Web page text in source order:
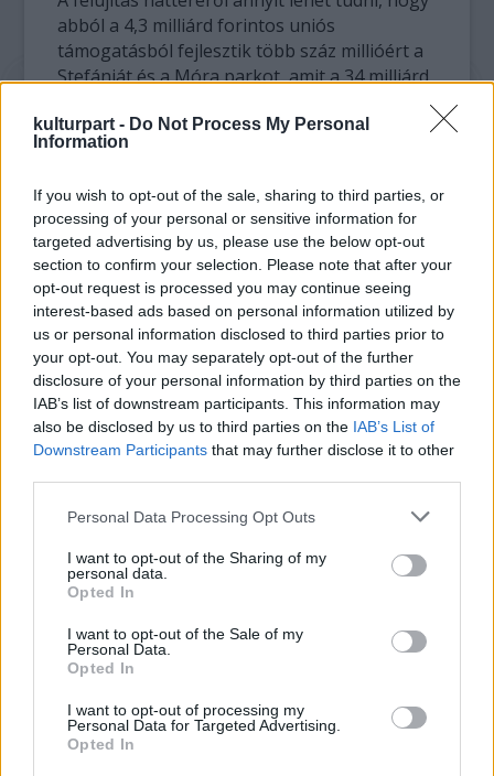
kulturpart - Do Not Process My Personal
Information
If you wish to opt-out of the sale, sharing to third parties, or
processing of your personal or sensitive information for
targeted advertising by us, please use the below opt-out
section to confirm your selection. Please note that after your
opt-out request is processed you may continue seeing
interest-based ads based on personal information utilized by
us or personal information disclosed to third parties prior to
your opt-out. You may separately opt-out of the further
disclosure of your personal information by third parties on the
IAB’s list of downstream participants. This information may
also be disclosed by us to third parties on the IAB’s List of
Downstream Participants that may further disclose it to other
Please note that this website/app uses one or more Google
not limited to your visit or usage behaviour. You may click to
grant or deny consent to Google and its third-party tags to
use your data for below specified purposes in below Google
consent section.
Personal Data Processing Opt Outs
I want to opt-out of the Sharing of my
personal data.
Opted In
I want to opt-out of the Sale of my
Personal Data.
Opted In
I want to opt-out of processing my
Personal Data for Targeted Advertising.
Opted In
abból a 4,3 milliárd forintos uniós
támogatásból fejlesztik több száz millióért a
Stefániát és a Móra parkot, amit a 34 milliárd
Településfejlesztési Operatív Programból
költhet Szeged közterületekre.
A két park tervezését már elkezdték a
szakemberek a Belvedere-től a klinikákig.
Annyi biztos, hogy a múzeum előtti elavult
medencés szökőkutat elbontják, a helyére
valamilyen vízjáték kerülhet majd. Nagy
Sándor fejlesztési alpolgármester a bontást
többek között azzal indokolta, hogy a tér
használatát erősen korlátozza. Megjegyezte,
lesz helyette másik vízjáték, és a javaslatok a
tervekbe beépíthetők.
A medence egyébként elég rossz állapotban
van. Évente újra kellett festeni a szivárgások
üzembiztos lenne, kisebb fogyasztással
változatosabb víz- és fényjátékra lenen
Forrás:librarius.hu